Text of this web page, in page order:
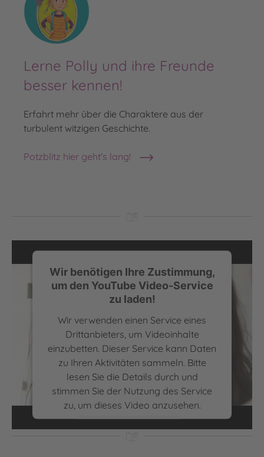
Lerne Polly und ihre Freunde
besser kennen!
Erfahrt mehr über die Charaktere aus der
turbulent witzigen Geschichte.
Potzblitz hier geht's lang!
Wir benötigen Ihre Zustimmung,
um den YouTube Video-Service
zu laden!
Wir verwenden einen Service eines
Drittanbieters, um Videoinhalte
einzubetten. Dieser Service kann Daten
zu Ihren Aktivitäten sammeln. Bitte
lesen Sie die Details durch und
stimmen Sie der Nutzung des Service
zu, um dieses Video anzusehen.
Mehr Informationen
Lucy Astner liest aus „Polly Schlottermotz – Hier ist
doch was faul“